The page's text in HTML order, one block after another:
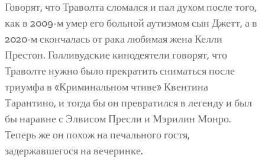
Говорят, что Траволта сломался и пал духом после того,
как в 2009-м умер его больной аутизмом сын Джетт, а в
2020-м скончалась от рака любимая жена Келли
Престон. Голливудские кинодеятели говорят, что
Траволте нужно было прекратить сниматься после
триумфа в «Криминальном чтиве» Квентина
Тарантино, и тогда бы он превратился в легенду и был
бы наравне с Элвисом Пресли и Мэрилин Монро.
Теперь же он похож на печального гостя,
задержавшегося на вечеринке.